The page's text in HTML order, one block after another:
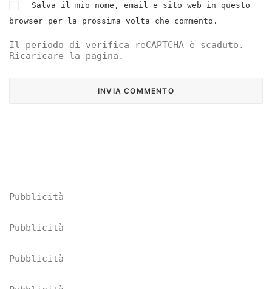
Salva il mio nome, email e sito web in questo
browser per la prossima volta che commento.
Il periodo di verifica reCAPTCHA è scaduto.
Ricaricare la pagina.
Pubblicità
Pubblicità
Pubblicità